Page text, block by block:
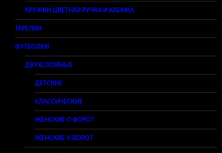
КРУЖКИ ЦВЕТНАЯ РУЧКА И КАЕМКА
ТАРЕЛКИ
ФУТБОЛКИ
ДВУХСЛОЙНЫЕ
ДЕТСКИЕ
КЛАССИЧЕСКИЕ
ЖЕНСКИЕ O-ВОРОТ
ЖЕНСКИЕ V-ВОРОТ